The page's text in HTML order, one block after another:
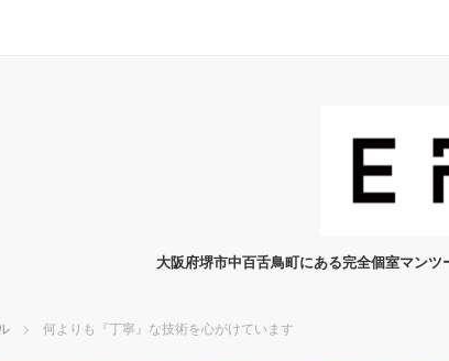
大阪府堺市中百舌鳥町にある完全個室マン
何よりも『丁寧』な技術を心がけています